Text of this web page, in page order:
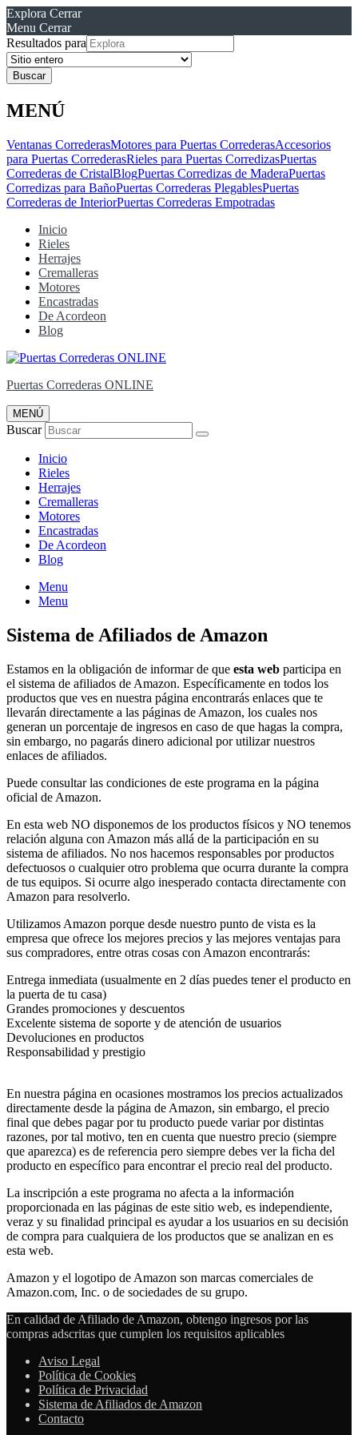
Explora Cerrar
Menu Cerrar
Resultados para
MENÚ
Ventanas CorrederasMotores para Puertas CorrederasAccesorios
para Puertas CorrederasRieles para Puertas CorredizasPuertas
Correderas de CristalBlogPuertas Corredizas de MaderaPuertas
Corredizas para BañoPuertas Correderas PlegablesPuertas
Correderas de InteriorPuertas Correderas Empotradas
Inicio
Rieles
Herrajes
Cremalleras
Motores
Encastradas
De Acordeon
Blog
Puertas Correderas ONLINE
MENÚ
Buscar
Inicio
Rieles
Herrajes
Cremalleras
Motores
Encastradas
De Acordeon
Blog
Menu
Menu
Sistema de Afiliados de Amazon
Estamos en la obligación de informar de que esta web participa en
el sistema de afiliados de Amazon. Específicamente en todos los
productos que ves en nuestra página encontrarás enlaces que te
llevarán directamente a las páginas de Amazon, los cuales nos
generan un porcentaje de ingresos en caso de que hagas la compra,
sin embargo, no pagarás dinero adicional por utilizar nuestros
enlaces de afiliados.
Puede consultar las condiciones de este programa en la página
oficial de Amazon.
En esta web NO disponemos de los productos físicos y NO tenemos
relación alguna con Amazon más allá de la participación en su
sistema de afiliados. No nos hacemos responsables por productos
defectuosos o cualquier otro problema que ocurra durante la compra
de tus equipos. Si ocurre algo inesperado contacta directamente con
Amazon para resolverlo.
Utilizamos Amazon porque desde nuestro punto de vista es la
empresa que ofrece los mejores precios y las mejores ventajas para
sus compradores, entre otras cosas con Amazon encontrarás:
Entrega inmediata (usualmente en 2 días puedes tener el producto en
la puerta de tu casa)
Grandes promociones y descuentos
Excelente sistema de soporte y de atención de usuarios
Devoluciones en productos
Responsabilidad y prestigio
En nuestra página en ocasiones mostramos los precios actualizados
directamente desde la página de Amazon, sin embargo, el precio
final que debes pagar por tu producto puede variar por distintas
razones, por tal motivo, ten en cuenta que nuestro precio (siempre
que aparezca) es de referencia pero siempre debes ver la ficha del
producto en específico para encontrar el precio real del producto.
La inscripción a este programa no afecta a la información
proporcionada en las páginas de este sitio web, es independiente,
veraz y su finalidad principal es ayudar a los usuarios en su decisión
de compra para cualquiera de los productos que se analizan en es
esta web.
Amazon y el logotipo de Amazon son marcas comerciales de
Amazon.com, Inc. o de sociedades de su grupo.
En calidad de Afiliado de Amazon, obtengo ingresos por las
compras adscritas que cumplen los requisitos aplicables
Aviso Legal
Política de Cookies
Política de Privacidad
Sistema de Afiliados de Amazon
Contacto